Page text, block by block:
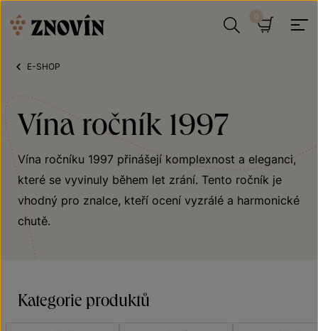
E-SHOP
Vína ročník 1997
Vína ročníku 1997 přinášejí komplexnost a eleganci,
které se vyvinuly během let zrání. Tento ročník je
vhodný pro znalce, kteří ocení vyzrálé a harmonické
chutě.
Kategorie produktů